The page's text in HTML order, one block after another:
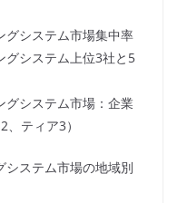
グシステム市場集中率
グシステム上位3社と5
グシステム市場：企業
ティア3）
システム市場の地域別